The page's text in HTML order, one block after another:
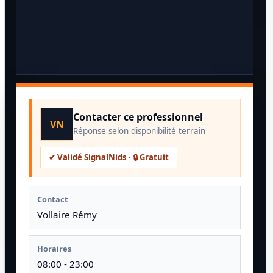
VN
Contacter ce professionnel
Réponse selon disponibilité terrain
✔ Validé SignalNids · 🔒 Gratuit
Contact
Vollaire Rémy
Horaires
08:00 - 23:00